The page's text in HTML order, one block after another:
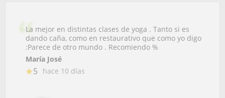
La mejor en distintas clases de yoga . Tanto si es
dando caña, como en restaurativo que como yo digo
:Parece de otro mundo . Recomiendo %
María José
5 hace 10 días